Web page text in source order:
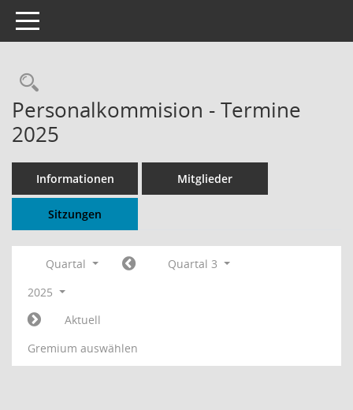
Toggle navigation
Rechercheauswahl
Personalkommision - Termine
2025
Informationen Mitglieder
Sitzungen
Quartal
Quartal 3
2025
Aktuell
Gremium auswählen